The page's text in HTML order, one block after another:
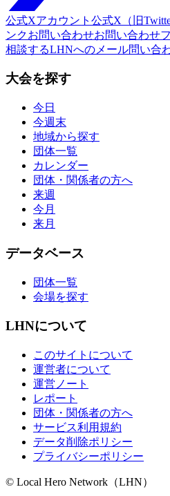
公式Xアカウント 公式X（旧
ンクお問い合わせお問い合わせ
相談するLHNへのメール問い合
大会を探す
今日
今週末
地域から探す
団体一覧
カレンダー
団体・関係者の方へ
来週
今月
来月
データベース
団体一覧
会場を探す
LHNについて
このサイトについて
運営者について
運営ノート
レポート
団体・関係者の方へ
サービス利用規約
データ削除ポリシー
プライバシーポリシー
© Local Hero Network（LHN）